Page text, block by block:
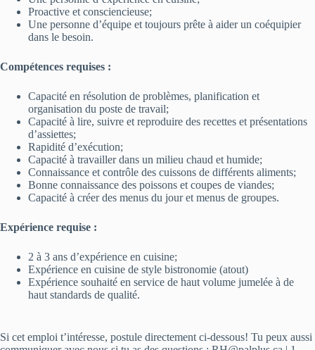
Proactive et consciencieuse;
Une personne d’équipe et toujours prête à aider un coéquipier
dans le besoin.
Compétences requises :
Capacité en résolution de problèmes, planification et
organisation du poste de travail;
Capacité à lire, suivre et reproduire des recettes et présentations
d’assiettes;
Rapidité d’exécution;
Capacité à travailler dans un milieu chaud et humide;
Connaissance et contrôle des cuissons de différents aliments;
Bonne connaissance des poissons et coupes de viandes;
Capacité à créer des menus du jour et menus de groupes.
Expérience requise :
2 à 3 ans d’expérience en cuisine;
Expérience en cuisine de style bistronomie (atout)
Expérience souhaité en service de haut volume jumelée à de
haut standards de qualité.
Si cet emploi t’intéresse, postule directement ci-dessous! Tu peux aussi